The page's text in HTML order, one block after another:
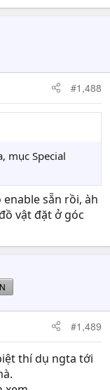
#1,488
mục Special
sẵn rồi, àh
vật đặt ở góc
#1,489
thí dụ ngta tới